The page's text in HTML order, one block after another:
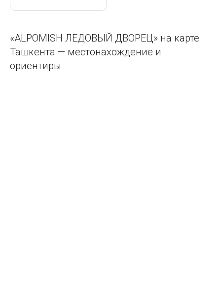
«ALPOMISH ЛЕДОВЫЙ ДВОРЕЦ» на карте
Ташкента — местонахождение и
ориентиры